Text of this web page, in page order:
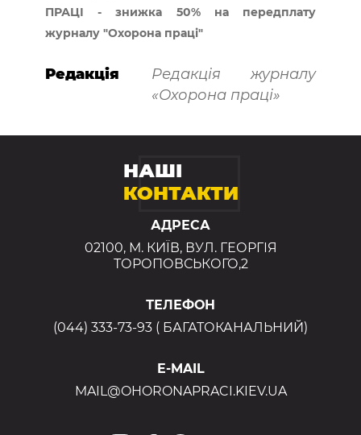
ПРАЦІ - знижка 50% на передплату
журналу "Охорона праці"
Редакція
Редакція журналу
«Охорона праці»
НАШІ
КОНТАКТИ
АДРЕСА
02100, М. КИЇВ, ВУЛ. ГЕОРГІЯ
ТОРОПОВСЬКОГО,2
ТЕЛЕФОН
(044) 333-73-93 ( БАГАТОКАНАЛЬНИЙ)
E-MAIL
MAIL@OHORONAPRACI.KIEV.UA